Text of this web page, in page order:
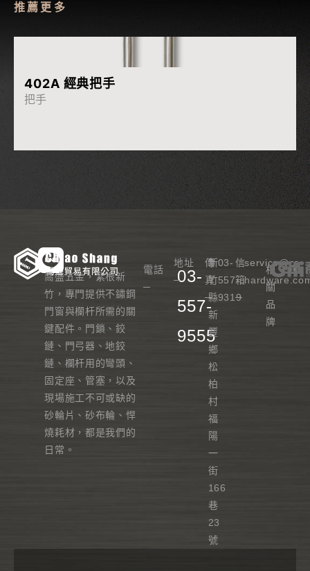
推薦更多
402A 經典把手
把手
喬盛五金，紮根新
竹，專門提供不鏽鋼
門窗與欄杆所需的關
鍵配件。門鎖、鉸
鏈、門弓器、地鉸
鏈、欄杆用的彎頭、
固定座、管塞，以及
現場施工不可或缺的
砂輪片、砂布輪、悍
燒耗材，都是我們的
日常。
電話
─
03-
557-
9555
地址
─
新
竹
縣
新
豐
鄉
松
柏
村
福
陽
一
街
166
巷
23
號
傳
真
─
03-
557-
9319
信
箱
─
service@cs-
相
關
品
牌